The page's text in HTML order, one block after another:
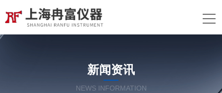
新闻资讯
NEWS INFORMATION